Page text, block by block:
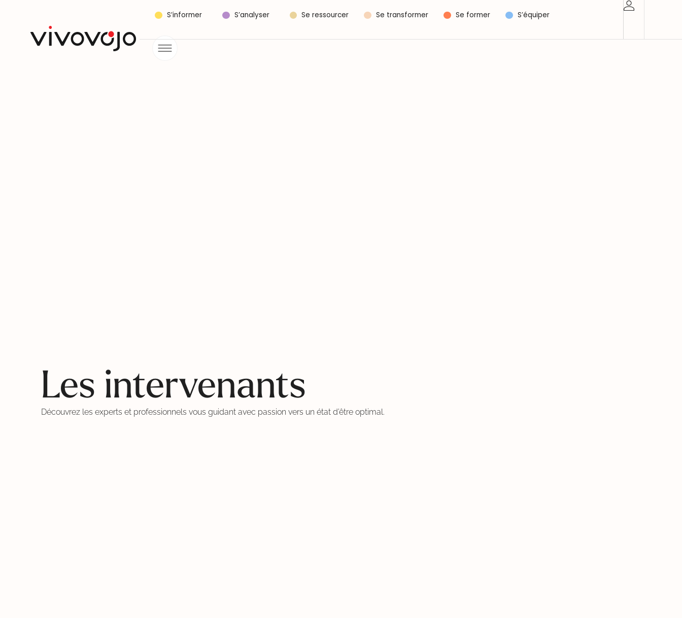
S’informer S’analyser Se ressourcer Se transformer Se former S’équiper
Les intervenants
Découvrez les experts et professionnels vous guidant avec passion vers un état d’être optimal.